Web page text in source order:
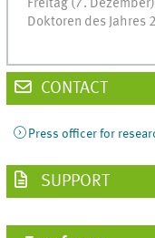
Freitag (7.
Doktoren des
CONTACT
Press officer for
SUPPORT